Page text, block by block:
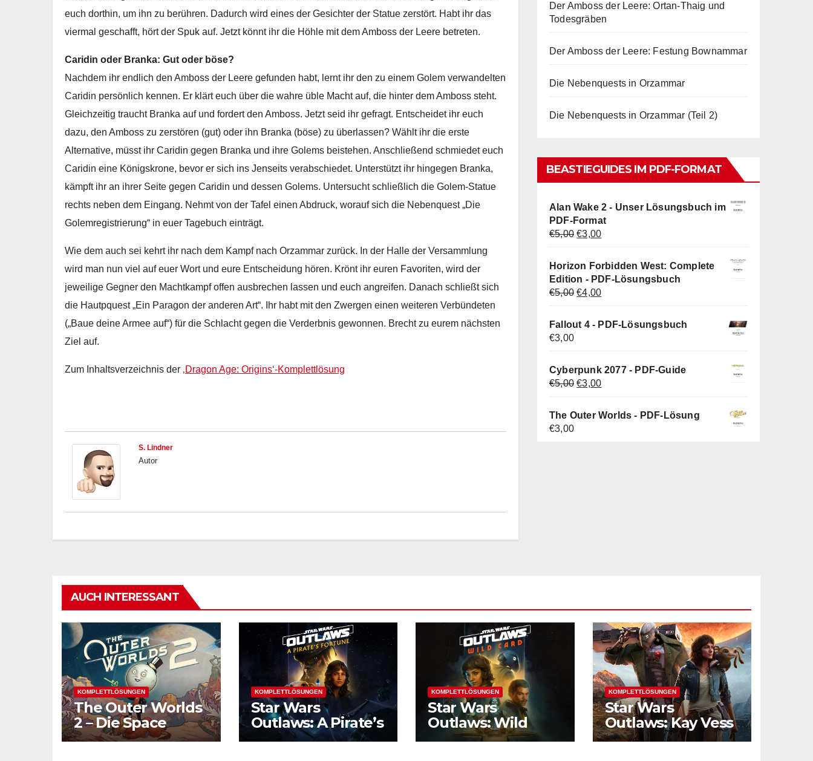
euch dorthin, um ihn zu berühren. Dadurch wird eines der Gesichter der Statue zerstört. Habt ihr das
viermal geschafft, hört der Spuk auf. Jetzt könnt ihr die Höhle mit dem Amboss der Leere betreten.
Caridin oder Branka: Gut oder böse?
Nachdem ihr endlich den Amboss der Leere gefunden habt, lernt ihr den zu einem Golem verwandelten
Caridin persönlich kennen. Er klärt euch über die wahre üble Macht auf, die hinter dem Amboss steht.
Gleichzeitig traucht Branka auf und fordert den Amboss. Jetzt seid ihr gefragt. Entscheidet ihr euch
dazu, den Amboss zu zerstören (gut) oder ihn Branka (böse) zu überlassen? Wählt ihr die erste
Alternative, müsst ihr Caridin gegen Branka und ihre Golems beistehen. Anschließend schmiedet euch
Caridin eine Königskrone, bevor er sich ins Jenseits verabschiedet. Unterstützt ihr hingegen Branka,
kämpft ihr an ihrer Seite gegen Caridin und dessen Golems. Untersucht schließlich die Golem-Statue
rechts neben dem Eingang. Nehmt von der Tafel einen Abdruck, worauf sich die Nebenquest „Die
Golemregistrierung“ in euer Tagebuch einträgt.
Wie dem auch sei kehrt ihr nach dem Kampf nach Orzammar zurück. In der Halle der Versammlung
wird man nun viel auf euer Wort und eure Entscheidung hören. Krönt ihr euren Favoriten, wird der
jeweilige Gegner den Machtkampf offen ausbrechen lassen und euch angreifen. Danach schließt sich
die Hautpquest „Ein Paragon der anderen Art“. Ihr habt mit den Zwergen einen weiteren Verbündeten
(„Baue deine Armee auf“) für die Schlacht gegen die Verderbnis gewonnen. Brecht zu eurem nächsten
Ziel auf.
Zum Inhaltsverzeichnis der ‚Dragon Age: Origins‘-Komplettlösung
S. Lindner
Autor
Der Amboss der Leere: Ortan-Thaig und
Todesgräben
Der Amboss der Leere: Festung Bownammar
Die Nebenquests in Orzammar
Die Nebenquests in Orzammar (Teil 2)
BEASTIEGUIDES IM PDF-FORMAT
Alan Wake 2 - Unser Lösungsbuch im
PDF-Format
€5,00 Ursprünglicher
war:
€5,00
€3,00Aktueller
ist:
€3,00.
Horizon Forbidden West: Complete
Edition - PDF-Lösungsbuch
€5,00 Ursprünglicher
war:
€4,00Aktueller
ist:
Fallout 4 - PDF-Lösungsbuch
€3,00
Cyberpunk 2077 - PDF-Guide
€5,00 Ursprünglicher
€3,00Aktueller
ist:
The Outer Worlds - PDF-Lösung
€3,00
AUCH INTERESSANT
KOMPLETTLÖSUNGEN
The Outer Worlds
2 – Die Space
Odyssey geht
KOMPLETTLÖSUNGEN
Star Wars
Outlaws: A Pirate’s
Fortune
KOMPLETTLÖSUNGEN
Star Wars
Outlaws: Wild
Card
KOMPLETTLÖSUNGEN
Star Wars
Outlaws: Kay Vess
und die